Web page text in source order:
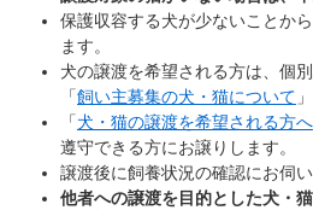
保護収容する犬が少ないことか
ます。
犬の譲渡を希望される方は、個
「飼い主募集の犬・猫について
「犬・猫の譲渡を希望される方へ
遵守できる方にお譲りします。
譲渡後に飼養状況の確認にお伺い
他者への譲渡を目的とした犬・